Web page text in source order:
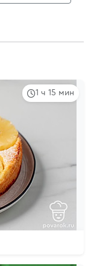
1 ч 15 мин